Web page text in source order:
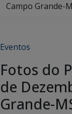
Campo Grande-
Eventos
Fotos do
de
Grande-